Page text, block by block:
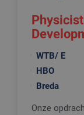
WTB/ E
HBO
Breda
Onze